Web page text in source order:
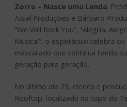
Zorro – Nasce uma Lenda.
Atual Produções e Bárbaro
“We Will Rock You”, “Alegria,
Musical”, o espetáculo celebra
mascarado que continua tendo
geração para geração.
No último dia 29, elenco e
Rooftop, localizado no topo do